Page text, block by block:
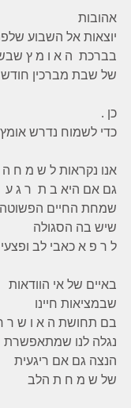
אהובות
יוצאות אל השבוע
בברכת  ה א ו מ ץ
של שבת מברכין
כן .
כדי לשמוח נדרש אומץ
אנו נקראות ל ש מ ח ה
גם אם היא ב ת  ר ג ע
שמחת החיים
שיש בה הסגולה
ל ר פ א כאבי לב
באיים של אי הוודאות
שבמציאות חיינו
בם תחושת ה א ו ש ר
נגלה לנו שמתאפשרת
הנצה גם אם ריגעית
של ש מ ח ת הלב